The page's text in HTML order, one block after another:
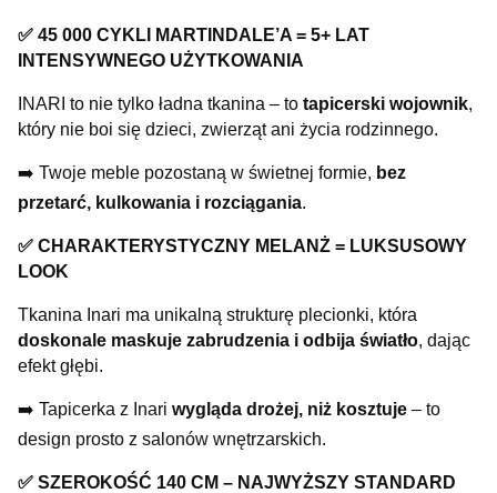
✅ 45 000 CYKLI MARTINDALE’A = 5+ LAT
INTENSYWNEGO UŻYTKOWANIA
INARI to nie tylko ładna tkanina – to tapicerski wojownik,
który nie boi się dzieci, zwierząt ani życia rodzinnego.
➡️ Twoje meble pozostaną w świetnej formie, bez
przetarć, kulkowania i rozciągania.
✅ CHARAKTERYSTYCZNY MELANŻ = LUKSUSOWY
LOOK
Tkanina Inari ma unikalną strukturę plecionki, która
doskonale maskuje zabrudzenia i odbija światło, dając
efekt głębi.
➡️ Tapicerka z Inari wygląda drożej, niż kosztuje – to
design prosto z salonów wnętrzarskich.
✅ SZEROKOŚĆ 140 CM – NAJWYŻSZY STANDARD